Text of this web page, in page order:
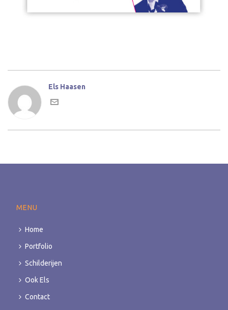
Els Haasen
MENU
Home
Portfolio
Schilderijen
Ook Els
Contact